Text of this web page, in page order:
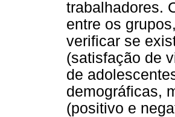
trabalhadores.
entre os
verificar se
(satisfação de
de
demográficas,
(positivo e